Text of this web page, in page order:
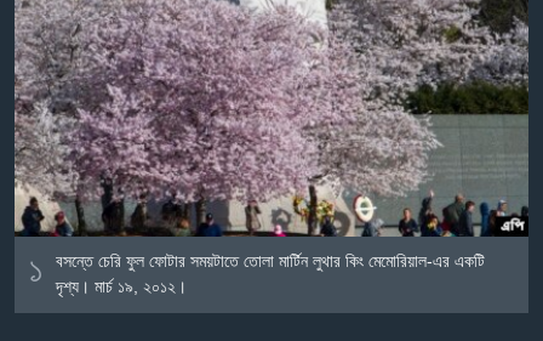
Learning English
FOLLOW US
অন্য ভাষায় ওয়েব সাইট
১
বসন্তে চেরি ফুল ফোটার সময়টাতে তোলা মার্টিন লুথার কিং মেমোরিয়াল-এর একটি
দৃশ্য। মার্চ ১৯, ২০১২।